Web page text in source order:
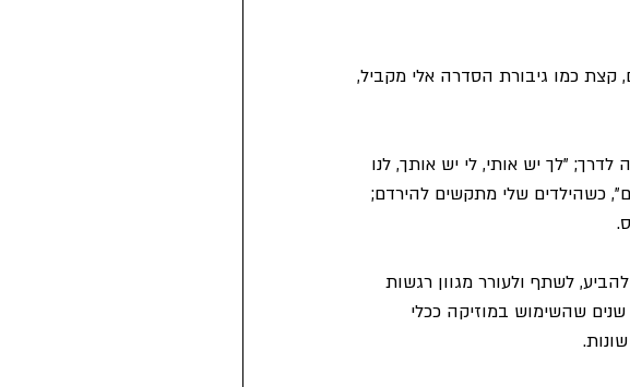
קצת כמו גיבורת הסדרה אלי מקביל,
"לך יש אותי, לי יש אותך, לנו
כשהילדים שלי מתקשים להירדם;
לשתף ולעורר מגוון רגשות
שהשימוש במוזיקה ככלי